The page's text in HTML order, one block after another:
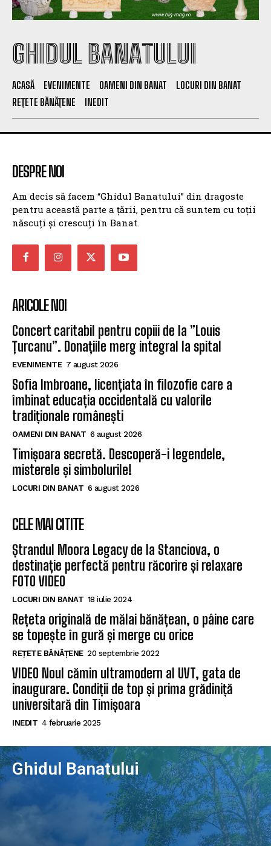
GHIDUL BANATULUI
ACASĂ EVENIMENTE OAMENI DIN BANAT
LOCURI DIN BANAT
REȚETE BĂNĂȚENE
INEDIT
DESPRE NOI
Am decis să facem “Ghidul Banatului” din dragoste
pentru această parte a țării, pentru că suntem cu toții
născuți și crescuți în Banat.
ARICOLE NOI
Concert caritabil pentru copiii de la ”Louis
Țurcanu”. Donațiile merg integral la spital
EVENIMENTE 7 august 2026
Sofia Imbroane, licențiata în filozofie care a
îmbinat educația occidentală cu valorile
tradiționale românești
OAMENI DIN BANAT 6 august 2026
Timișoara secretă. Descoperă-i legendele,
misterele și simbolurile!
LOCURI DIN BANAT 6 august 2026
CELE MAI CITITE
Ștrandul Moora Legacy de la Stanciova, o
destinație perfectă pentru răcorire și relaxare
FOTO VIDEO
LOCURI DIN BANAT 18 iulie 2024
Rețeta originală de mălai bănățean, o pâine care
se topește în gură și merge cu orice
REȚETE BĂNĂȚENE 20 septembrie 2022
VIDEO Noul cămin ultramodern al UVT, gata de
inaugurare. Condiții de top și prima grădiniță
universitară din Timișoara
INEDIT 4 februarie 2025
Ghidul Banatului